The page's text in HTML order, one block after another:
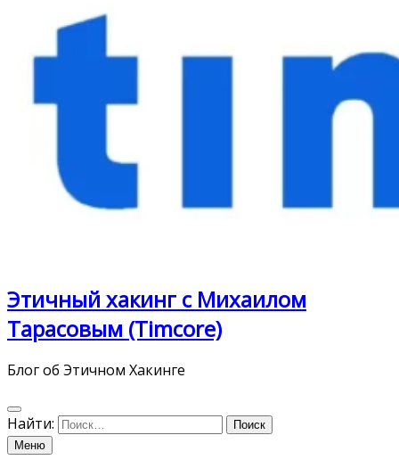
Этичный хакинг с Михаилом
Тарасовым (Timcore)
Блог об Этичном Хакинге
Найти:
Меню